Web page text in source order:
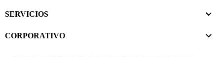
SERVICIOS
CORPORATIVO